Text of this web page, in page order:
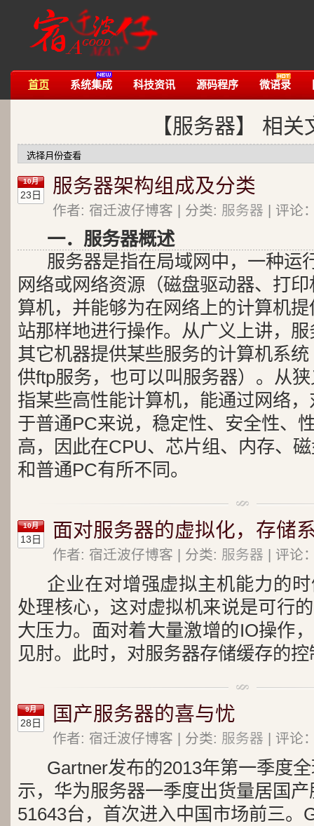
首页 系统集成 科技资讯 源码程序 微语录
【服务器】 相关
10月
23日 服务器架构组成及分类
作者: 宿迁波仔博客 | 分类: 服务器 | 评论
一．服务器概述
服务器是指在局域网中，一种运
网络或网络资源（磁盘驱动器、打
算机，并能够为在网络上的计算机
站那样地进行操作。从广义上讲，
其它机器提供某些服务的计算机系
供ftp服务，也可以叫服务器）。从
指某些高性能计算机，能通过网络
于普通PC来说，稳定性、安全性、
高，因此在CPU、芯片组、内存、
和普通PC有所不同。
10月
13日 面对服务器的虚拟化，存储
作者: 宿迁波仔博客 | 分类: 服务器 | 评论
企业在对增强虚拟主机能力的
处理核心，这对虚拟机来说是可行
大压力。面对着大量激增的IO操作
见肘。此时，对服务器存储缓存的
9月
28日 国产服务器的喜与忧
作者: 宿迁波仔博客 | 分类: 服务器 | 评论
Gartner发布的2013年第一季度
示，华为服务器一季度出货量居国
51643台，首次进入中国市场前三。